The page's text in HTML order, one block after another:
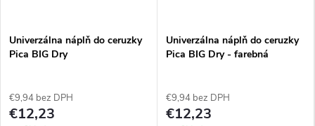
Univerzálna náplň do ceruzky
Pica BIG Dry
€9,94 bez DPH
€12,23
Univerzálna náplň do ceruzky
Pica BIG Dry - farebná
€9,94 bez DPH
€12,23